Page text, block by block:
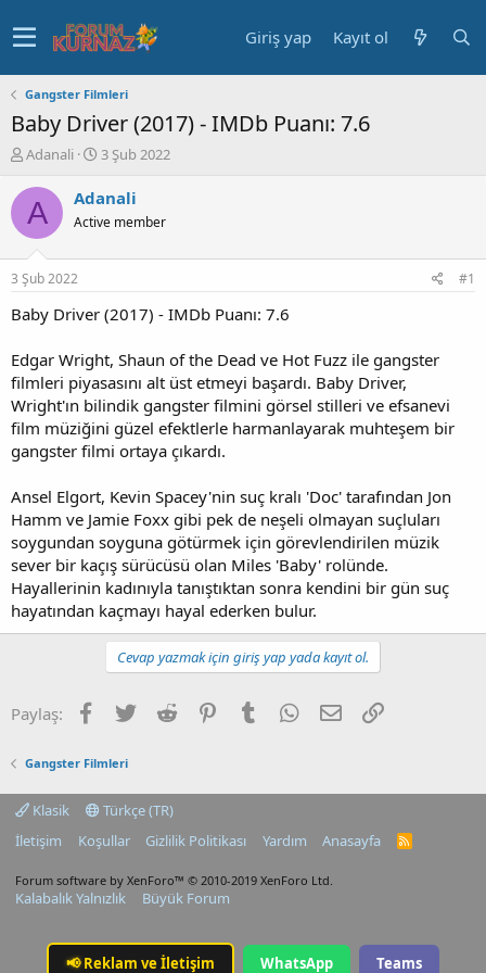
Giriş yap Kayıt ol
Gangster Filmleri
Baby Driver (2017) - IMDb Puanı: 7.6
K
n
u
y
b
a
ş
t
a
n
Adanali
B
ş
a
ç
r
i
h
i
3 Şub 2022
A Adanali
Active member
3 Şub 2022 #1
Baby Driver (2017) - IMDb Puanı: 7.6
Edgar Wright, Shaun of the Dead ve Hot Fuzz ile gangster
filmleri piyasasını alt üst etmeyi başardı. Baby Driver,
Wright'ın bilindik gangster filmini görsel stilleri ve efsanevi
film müziğini güzel efektlerle harmanlayarak muhteşem bir
gangster filmi ortaya çıkardı.
Ansel Elgort, Kevin Spacey'nin suç kralı 'Doc' tarafından Jon
Hamm ve Jamie Foxx gibi pek de neşeli olmayan suçluları
soygundan soyguna götürmek için görevlendirilen müzik
sever bir kaçış sürücüsü olan Miles 'Baby' rolünde.
Hayallerinin kadınıyla tanıştıktan sonra kendini bir gün suç
hayatından kaçmayı hayal ederken bulur.
Cevap yazmak için giriş yap yada kayıt ol.
Paylaş: Facebook
TwitterReddit PinterestTumblrWhatsApp
E-postaLink
Gangster Filmleri
Klasik
Türkçe (TR)
İletişim
Koşullar Gizlilik Politikası Yardım Anasayfa
R
Forum software by XenForo™ © 2010-2019 XenForo Ltd.
Kalabalık Yalnızlık Büyük Forum
📢Reklam ve İletişim WhatsApp Teams